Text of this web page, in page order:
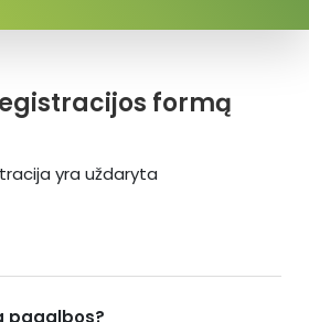
formą
yra uždaryta
pagalbos?